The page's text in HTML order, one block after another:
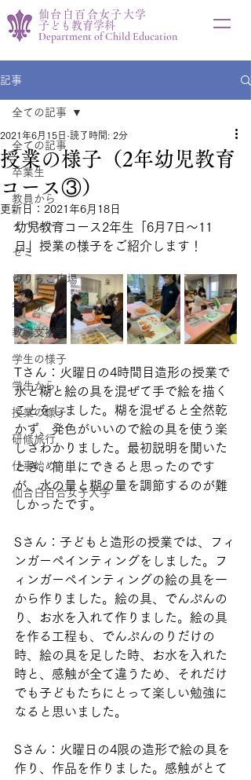
仙台白百合女子大学
子ども教育学科
Department of Child Education
記事
全ての記事
卒業生
教員から
イベント
ゼミ
ゆりっこ広場
学科研
教職支援室
学生の様子
学生から
授業の様子
研修旅行
仕事始め
仙台白百合女子大学
全ての記事
授業の様子（2年幼児教育
コース③）
2021年6月15日 読了時間: 2分
更新日： 2021年6月18日
幼児教育コース2年生「6月7日～11
日」授業の様子をご紹介します！
Tさん：火曜日の4時間目造形の授業で
水と糊と絵の具を混ぜて手で絵を描く
ことをしました。糊を混ぜると全然乾
かず、発色がいいので絵の具を使う楽
しさわかりました。最初説明を聞いた
とき、簡単にできると思ったのです
が、水の量と糊の量を調節するのが難
しかったです。
Sさん：子どもと造形の授業では、フィ
ンガーペインティングをしました。フ
ィンガーペインティングの絵の具を一
から作りました。絵の具、でんぷんの
り、お水を入れて作りました。絵の具
を作る工程も、でんぷんのりだけの
時、絵の具を足した時、お水を入れた
時と、感触が全て違うため、それだけ
でも子どもたちにとって楽しい勉強に
なると思いました。
Sさん：火曜日の4限の造形で絵の具を
作り、作品を作りました。感触がとて